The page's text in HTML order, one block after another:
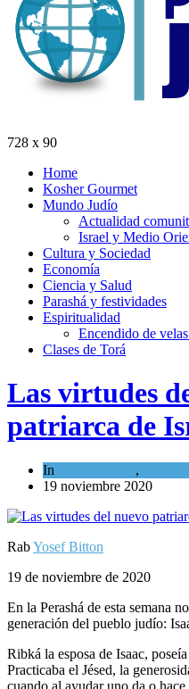
728 x 90
Home
Kosher Gourmet
Mundo Judío
Actualidad
Israel y Medio
Cultura y Sociedad
Economía
Ciencia y Salud
Parashá y festividades
Espiritualidad
Encendido de
Clases de Torá
Las virtudes
patriarca de
In ,
19 noviembre 2020
RabYosef Bitton
19 de noviembre de 2020
En la Perashá de esta semana
generación del pueblo judío:
Ribká la esposa de Isaac,
Practicaba el Jésed, la
cuando al ayudar uno da o